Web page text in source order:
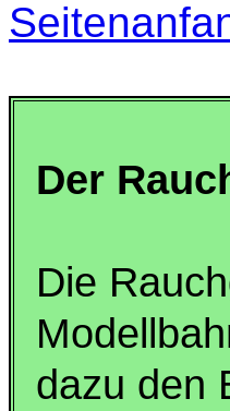
Der
Die
dazu den